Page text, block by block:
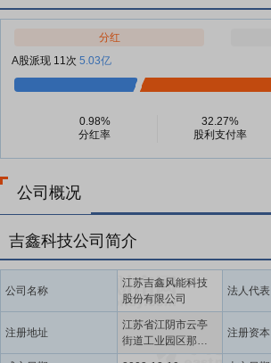
分红
A股派现 11次 5.03亿
0.98%
分红率
32.27%
股利支付率
公司概况
吉鑫科技公司简介
公司名称
江苏吉鑫风能科技
股份有限公司
法人代表
注册地址
江苏省江阴市云亭
街道工业园区那巷
路8号
注册资本